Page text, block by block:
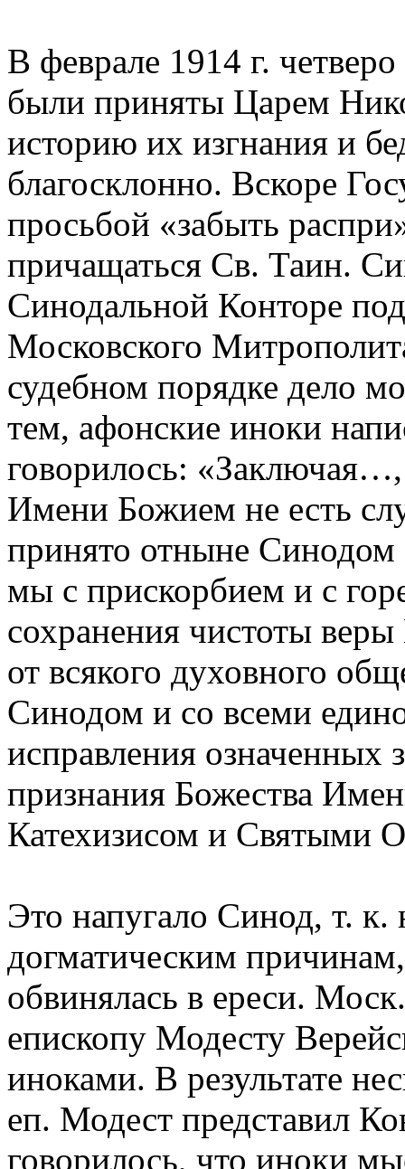
В феврале 1914 г.
были приняты Царем
историю их изгнания и
благосклонно. Вскоре
просьбой «забыть
причащаться Св. Таин.
Синодальной Конторе
Московского
судебном порядке дело
тем, афонские иноки
говорилось:
Имени Божием не есть
принято отныне Синодом
мы с прискорбием и с
сохранения чистоты
от всякого духовного
Синодом и со всеми
исправления означенных
признания Божества
Катехизисом и Святыми
Это напугало Синод, т.
догматическим
обвинялась в ереси.
епископу Модесту
иноками. В результате
еп. Модест представил
говорилось, что иноки